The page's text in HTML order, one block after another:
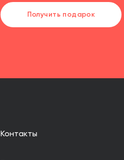
Получить подарок
Контакты